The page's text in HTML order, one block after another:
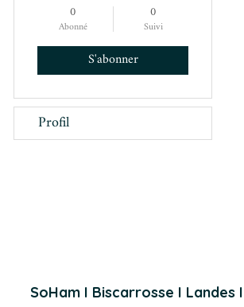
0
Abonné
0
Suivi
S'abonner
Profil
SoHam I Biscarrosse I Landes